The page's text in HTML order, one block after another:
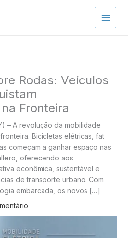
Rodas: Veículos
Fronteira
– A revolução da mobilidade
Bicicletas elétricas, fat
começam a ganhar espaço nas
oferecendo aos
econômica, sustentável e
de transporte urbano. Com
embarcada, os novos […]